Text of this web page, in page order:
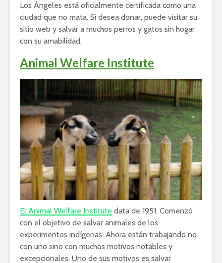
Los Ángeles está oficialmente certificada como una
ciudad que no mata. Si desea donar, puede visitar su
sitio web y salvar a muchos perros y gatos sin hogar
con su amabilidad.
Animal Welfare Institute
El Animal Welfare Institute data de 1951. Comenzó
con el objetivo de salvar animales de los
experimentos indígenas. Ahora están trabajando no
con uno sino con muchos motivos notables y
excepcionales. Uno de sus motivos es salvar